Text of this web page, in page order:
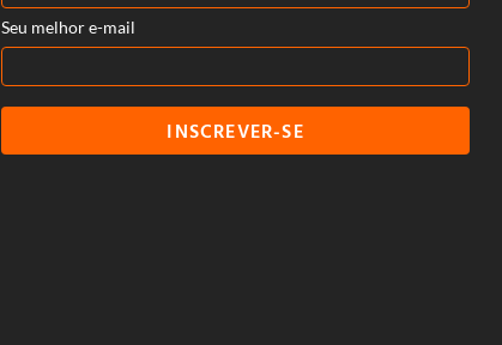
Seu melhor e-mail
INSCREVER-SE